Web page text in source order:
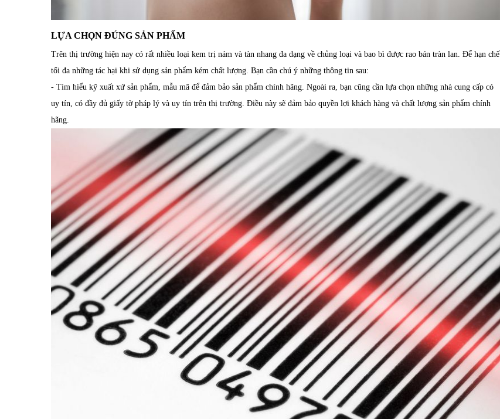
LỰA CHỌN ĐÚNG SẢN PHẨM
Trên thị trường hiện nay có rất nhiều loại kem trị nám và tàn nhang đa dạng về chủng loại và bao bì được rao bán tràn lan. Để hạn chế
tối đa những tác hại khi sử dụng sản phẩm kém chất lượng. Bạn cần chú ý những thông tin sau:
- Tìm hiểu kỹ xuất xứ sản phẩm, mẫu mã để đảm bảo sản phẩm chính hãng. Ngoài ra, bạn cũng cần lựa chọn những nhà cung cấp có
uy tín, có đầy đủ giấy tờ pháp lý và uy tín trên thị trường. Điều này sẽ đảm bảo quyền lợi khách hàng và chất lượng sản phẩm chính
hãng.